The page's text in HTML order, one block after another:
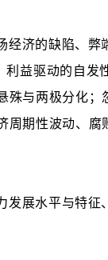
济的缺陷、
益驱动的自
与两极分化
期性波动、
展水平与特